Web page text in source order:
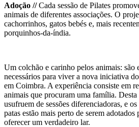
Adoção //Cada sessão de Pilates
animais de diferentes associações. O
cachorrinhos, gatos bebés e, mais
porquinhos-da-índia.
Um colchão e carinho pelos animais: são
necessários para viver a nova iniciativa
em Coimbra. A experiência consiste em
animais que procuram uma família.
usufruem de sessões diferenciadoras, e
patas estão mais perto de serem
oferecer um verdadeiro lar.